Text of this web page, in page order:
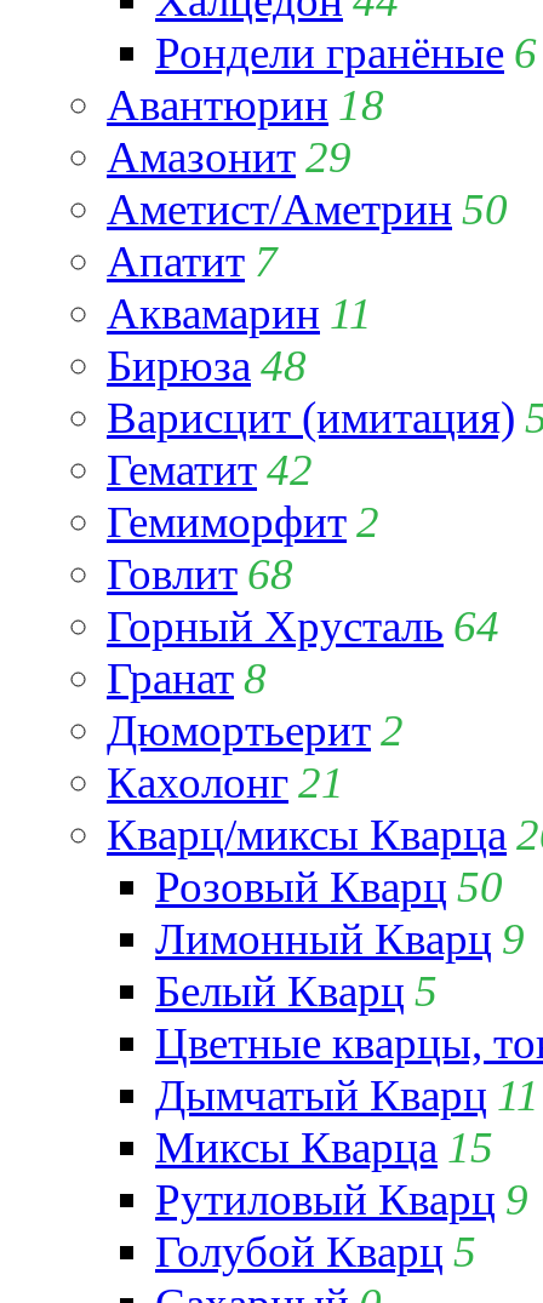
Рондели гранёные 6
Авантюрин 18
Амазонит29
Аметист/Аметрин 50
Апатит 7
Аквамарин 11
Бирюза 48
Варисцит (имитация)
Гематит42
Гемиморфит2
Говлит 68
Горный Хрусталь 64
Гранат8
Дюмортьерит2
Кахолонг21
Кварц/миксы Кварца
Розовый Кварц 50
Лимонный Кварц 9
Белый Кварц 5
Цветные кварцы,
Дымчатый Кварц 11
Миксы Кварца 15
Рутиловый Кварц 9
Голубой Кварц 5